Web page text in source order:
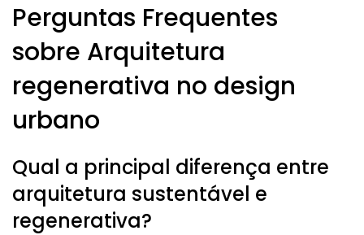
Perguntas Frequentes
sobre Arquitetura
regenerativa no design
urbano
Qual a principal diferença entre
arquitetura sustentável e
regenerativa?